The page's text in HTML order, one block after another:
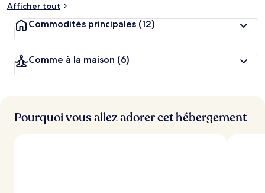
Afficher tout
Commodités principales (12)
Comme à la maison (6)
Pourquoi vous allez adorer cet hébergement